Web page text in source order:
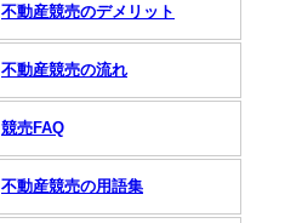
不動産競売のデメリット
不動産競売の流れ
競売FAQ
不動産競売の用語集